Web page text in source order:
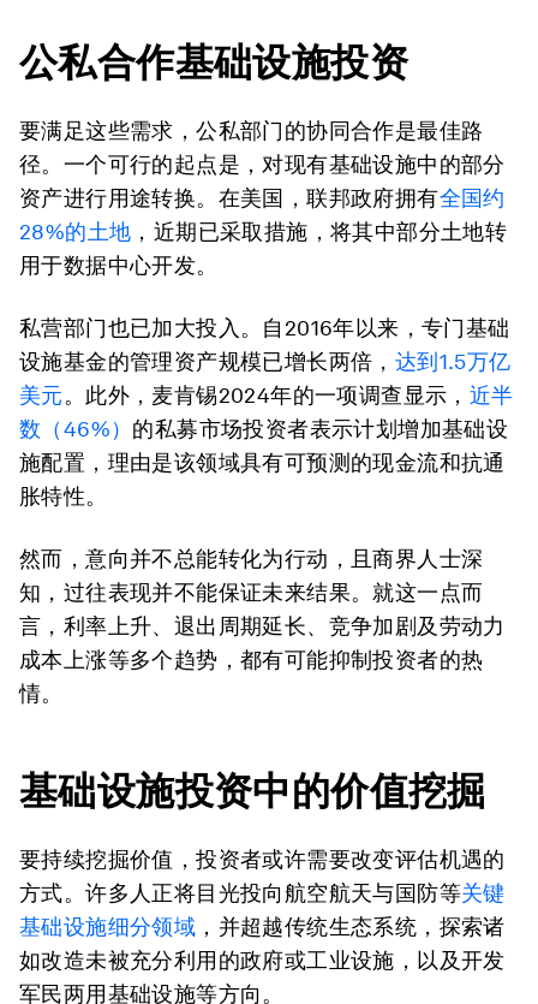
公私合作基础设施投资
要满足这些需求，公私部门的协同合作是最佳路
径。一个可行的起点是，对现有基础设施中的部分
资产进行用途转换。在美国，联邦政府拥有全国约
28%的土地 ，近期已采取措施，将其中部分土地转
用于数据中心开发。
私营部门也已加大投入。自2016年以来，专门基础
设施基金的管理资产规模已增长两倍， 达到1.5万亿
美元。此外，麦肯锡2024年的一项调查显示， 近半
数（46%） 的私募市场投资者表示计划增加基础设
施配置，理由是该领域具有可预测的现金流和抗通
胀特性。
然而，意向并不总能转化为行动，且商界人士深
知，过往表现并不能保证未来结果。就这一点而
言，利率上升、退出周期延长、竞争加剧及劳动力
成本上涨等多个趋势，都有可能抑制投资者的热
情。
基础设施投资中的价值挖掘
要持续挖掘价值，投资者或许需要改变评估机遇的
方式。许多人正将目光投向航空航天与国防等关键
基础设施细分领域 ，并超越传统生态系统，探索诸
如改造未被充分利用的政府或工业设施，以及开发
军民两用基础设施等方向。